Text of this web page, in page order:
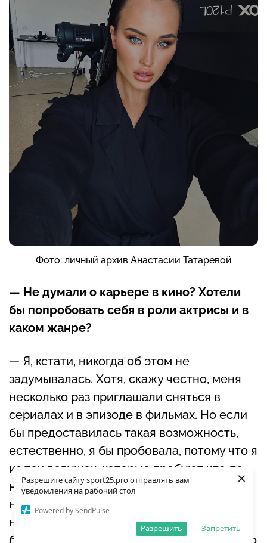
Разрешите сайту sport25.pro отправлять вам
уведомления на рабочий стол
Powered by SendPulse
Запретить
Разрешить
×
Фото: личный архив Анастасии Татаревой
— Не думали о карьере в кино? Хотели
бы попробовать себя в роли актрисы и в
каком жанре?
— Я, кстати, никогда об этом не
задумывалась. Хотя, скажу честно, меня
несколько раз приглашали сняться в
сериалах и в эпизоде в фильмах. Но если
бы предоставилась такая возможность,
естественно, я бы пробовала, потому что я
из тех девушек, которые пробуют что-то
новое, всегда не стоят на месте. Нужен
новый опыт, нужно его получать,
набираться каких-то новых знаний. И да, я
бы попробовала, но жанр, я думаю, что это